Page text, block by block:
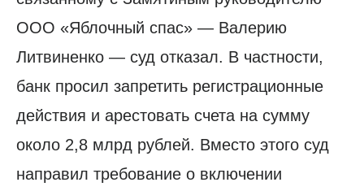
ООО «Яблочный спас» — Валерию
Литвиненко — суд отказал. В частности,
банк просил запретить регистрационные
действия и арестовать счета на сумму
около 2,8 млрд рублей. Вместо этого суд
направил требование о включении